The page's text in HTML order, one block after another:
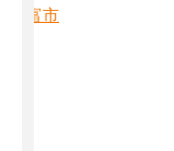
弥富市